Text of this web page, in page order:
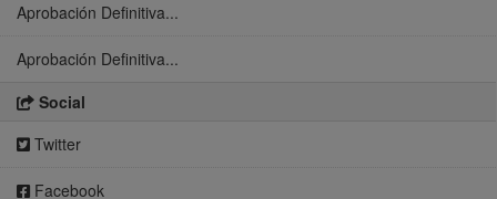
Aprobación Definitiva...
Aprobación Definitiva...
Social
Twitter
Facebook